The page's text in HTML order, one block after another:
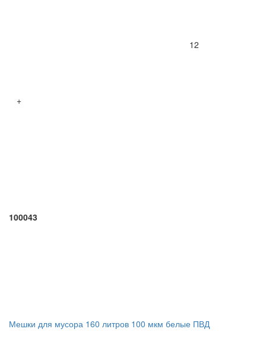
12
+
100043
Мешки для мусора 160 литров 100 мкм белые ПВД